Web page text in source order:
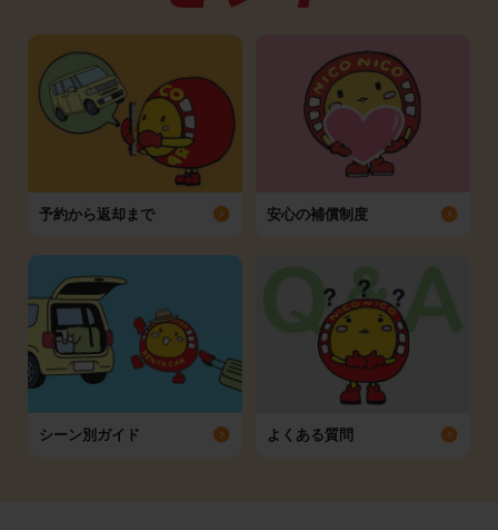
予約から返却まで 安心の補償制度
シーン別ガイド よくある質問